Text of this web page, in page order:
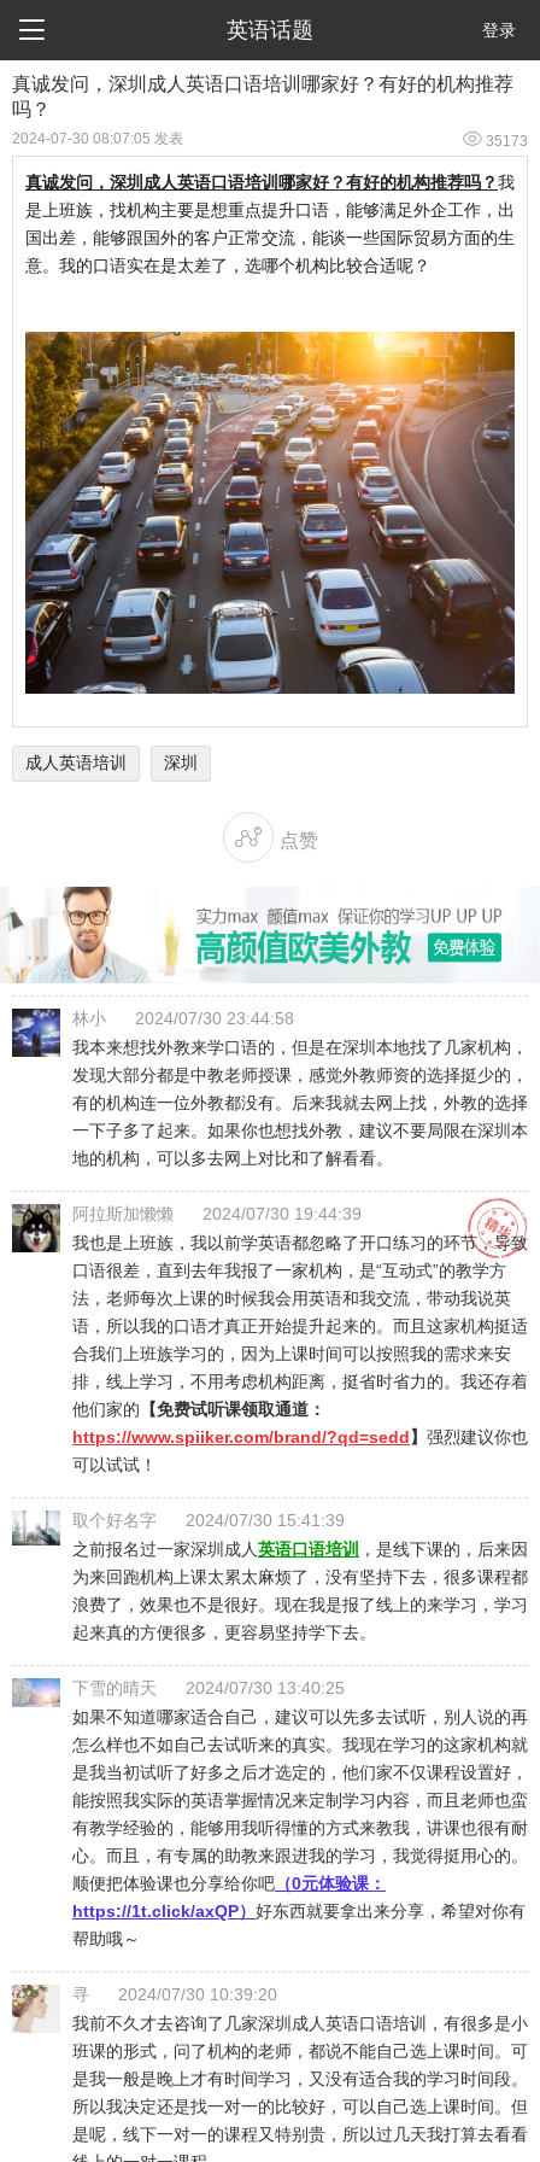
 英语话题 登录
​真诚发问，深圳成人英语口语培训哪家好？有好的机构推荐
吗？
2024-07-30 08:07:05 发表  35173
真诚发问，深圳成人英语口语培训哪家好？有好的机构推荐吗？我
是上班族，找机构主要是想重点提升口语，能够满足外企工作，出
国出差，能够跟国外的客户正常交流，能谈一些国际贸易方面的生
意。我的口语实在是太差了，选哪个机构比较合适呢？
成人英语培训 深圳
 点赞
林小
2024/07/30 23:44:58
我本来想找外教来学口语的，但是在深圳本地找了几家机构，
发现大部分都是中教老师授课，感觉外教师资的选择挺少的，
有的机构连一位外教都没有。后来我就去网上找，外教的选择
一下子多了起来。如果你也想找外教，建议不要局限在深圳本
地的机构，可以多去网上对比和了解看看。
阿拉斯加懒懒
2024/07/30 19:44:39
我也是上班族，我以前学英语都忽略了开口练习的环节，导致
口语很差，直到去年我报了一家机构，是“互动式”的教学方
法，老师每次上课的时候我会用英语和我交流，带动我说英
语，所以我的口语才真正开始提升起来的。而且这家机构挺适
合我们上班族学习的，因为上课时间可以按照我的需求来安
排，线上学习，不用考虑机构距离，挺省时省力的。我还存着
他们家的 【免费试听课领取通道：
https://www.spiiker.com/brand/?qd=sedd】 强烈建议你也
可以试试！
取个好名字
2024/07/30 15:41:39
之前报名过一家深圳成人英语口语培训
，是线下课的，后来因
为来回跑机构上课太累太麻烦了，没有坚持下去，很多课程都
浪费了，效果也不是很好。现在我是报了线上的来学习，学习
起来真的方便很多，更容易坚持学下去。
下雪的晴天
2024/07/30 13:40:25
如果不知道哪家适合自己，建议可以先多去试听，别人说的再
怎么样也不如自己去试听来的真实。我现在学习的这家机构就
是我当初试听了好多之后才选定的，他们家不仅课程设置好，
能按照我实际的英语掌握情况来定制学习内容，而且老师也蛮
有教学经验的，能够用我听得懂的方式来教我，讲课也很有耐
心。而且，有专属的助教来跟进我的学习，我觉得挺用心的。
顺便把体验课也分享给你吧 （0元体验课：
https://1t.click/axQP） 好东西就要拿出来分享，希望对你有
帮助哦～
寻
2024/07/30 10:39:20
我前不久才去咨询了几家深圳成人英语口语培训，有很多是小
班课的形式，问了机构的老师，都说不能自己选上课时间。可
是我一般是晚上才有时间学习，又没有适合我的学习时间段。
所以我决定还是找一对一的比较好，可以自己选上课时间。但
是呢，线下一对一的课程又特别贵，所以过几天我打算去看看